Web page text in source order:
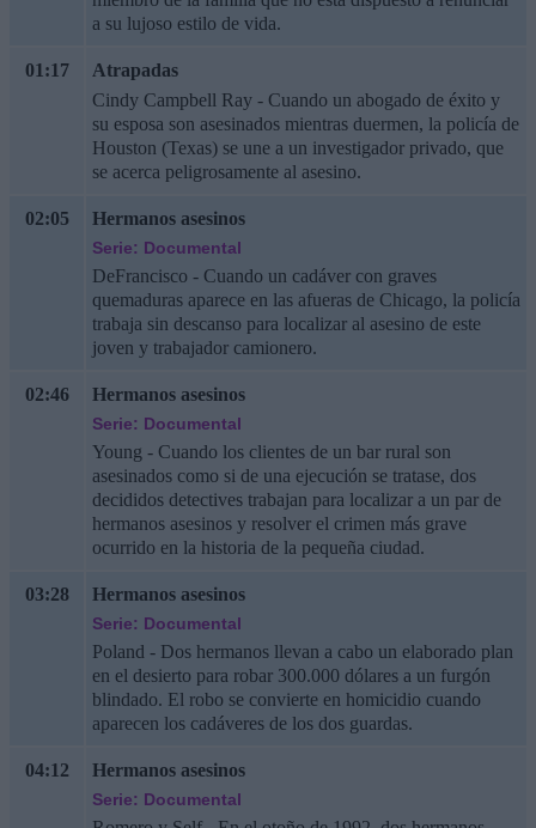
a su lujoso estilo de vida.
01:17
Atrapadas
Cindy Campbell Ray - Cuando un abogado de éxito y
su esposa son asesinados mientras duermen, la policía de
Houston (Texas) se une a un investigador privado, que
se acerca peligrosamente al asesino.
02:05 Hermanos asesinos
Serie: Documental
DeFrancisco - Cuando un cadáver con graves
quemaduras aparece en las afueras de Chicago, la policía
trabaja sin descanso para localizar al asesino de este
joven y trabajador camionero.
02:46 Hermanos asesinos
Serie: Documental
Young - Cuando los clientes de un bar rural son
asesinados como si de una ejecución se tratase, dos
decididos detectives trabajan para localizar a un par de
hermanos asesinos y resolver el crimen más grave
ocurrido en la historia de la pequeña ciudad.
03:28 Hermanos asesinos
Serie: Documental
Poland - Dos hermanos llevan a cabo un elaborado plan
en el desierto para robar 300.000 dólares a un furgón
blindado. El robo se convierte en homicidio cuando
aparecen los cadáveres de los dos guardas.
04:12 Hermanos asesinos
Serie: Documental